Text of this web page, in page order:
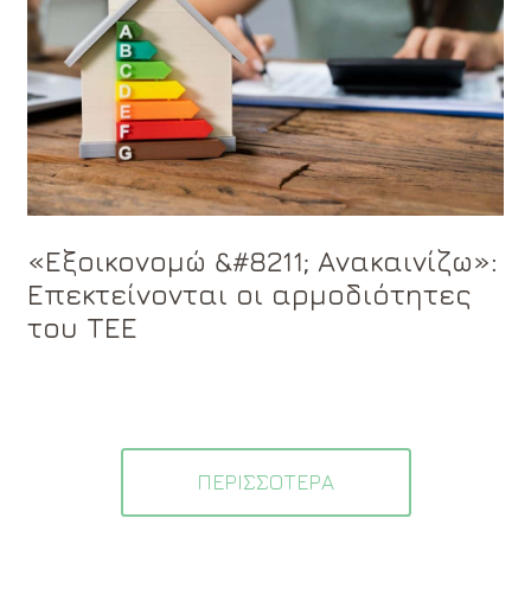
«Εξοικονομώ &#8211; Ανακαινίζω»:
Επεκτείνονται οι αρμοδιότητες
του ΤΕΕ
ΠΕΡΙΣΣΟΤΕΡΑ